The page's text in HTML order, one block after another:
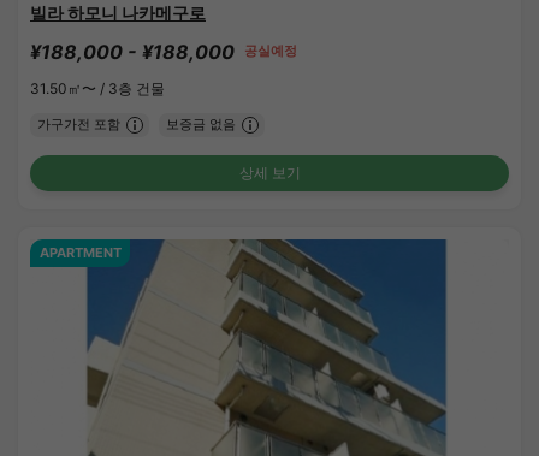
빌라 하모니 나카메구로
¥188,000 - ¥188,000 공실예정
31.50㎡〜 / 3층 건물
가구가전 포함 보증금 없음
상세 보기
APARTMENT